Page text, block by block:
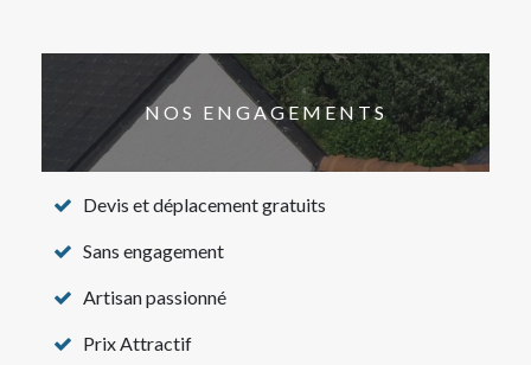
NOS ENGAGEMENTS
Devis et déplacement gratuits
Sans engagement
Artisan passionné
Prix Attractif